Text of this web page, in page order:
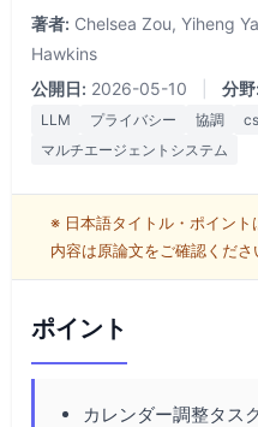
著者: Chelsea Zou, Yiheng
Hawkins
公開日: 2026-05-10 分野:
LLM プライバシー 協調
マルチエージェントシステム
※ 日本語タイトル・ポイン
内容は原論文をご確認くださ
ポイント
カレンダー調整タス